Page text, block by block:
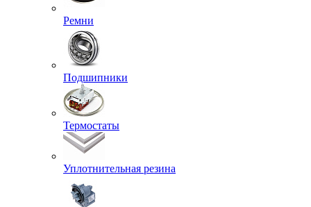
Ремни
Подшипники
Термостаты
Уплотнительная резина